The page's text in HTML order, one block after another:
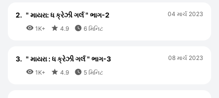
2. " માયરા: ધ ક્રેઝી ગર્લ " ભાગ-2
 1K+  4.9  6 મિનિટ
04 માર્ચ 2023
3. " માયરા : ધ ક્રેઝી ગર્લ " ભાગ-3
 1K+  4.9  5 મિનિટ
08 માર્ચ 2023